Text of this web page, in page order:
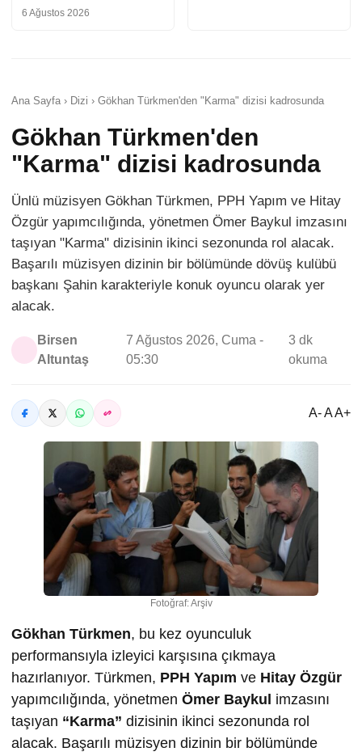
6 Ağustos 2026
Ana Sayfa › Dizi › Gökhan Türkmen'den "Karma" dizisi kadrosunda
Gökhan Türkmen'den
"Karma" dizisi kadrosunda
Ünlü müzisyen Gökhan Türkmen, PPH Yapım ve Hitay
Özgür yapımcılığında, yönetmen Ömer Baykul imzasını
taşıyan "Karma" dizisinin ikinci sezonunda rol alacak.
Başarılı müzisyen dizinin bir bölümünde dövüş kulübü
başkanı Şahin karakteriyle konuk oyuncu olarak yer
alacak.
Birsen
Altuntaş
7 Ağustos 2026, Cuma -
05:30
3 dk
okuma
A- A A+
Fotoğraf: Arşiv
Gökhan Türkmen, bu kez oyunculuk
performansıyla izleyici karşısına çıkmaya
hazırlanıyor. Türkmen, PPH Yapım ve Hitay Özgür
yapımcılığında, yönetmen Ömer Baykul imzasını
taşıyan “Karma” dizisinin ikinci sezonunda rol
alacak. Başarılı müzisyen dizinin bir bölümünde